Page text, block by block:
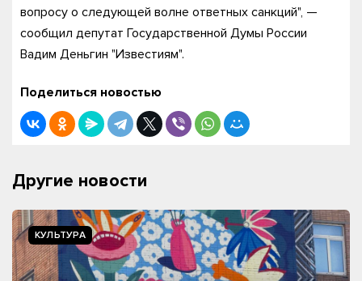
вопросу о следующей волне ответных санкций", —
сообщил депутат Государственной Думы России
Вадим Деньгин "Известиям".
Поделиться новостью
Другие новости
КУЛЬТУРА